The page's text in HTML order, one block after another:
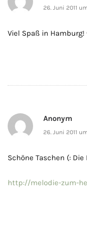
26. Juni 2011
Viel Spaß in Hamburg!
Anonym
26. Juni 2011
Schöne Taschen (:
http://melodie-zum-